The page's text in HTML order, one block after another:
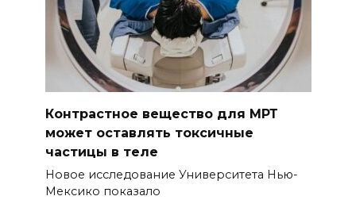
Контрастное вещество для МРТ
может оставлять токсичные
частицы в теле
Новое исследование Университета Нью-
Мексико показало